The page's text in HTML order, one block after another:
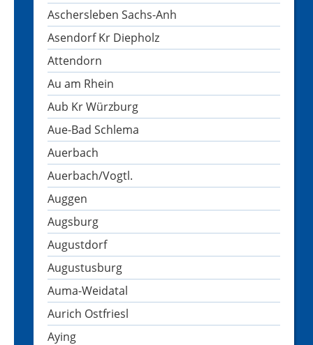
Aschersleben Sachs-Anh
Asendorf Kr Diepholz
Attendorn
Au am Rhein
Aub Kr Würzburg
Aue-Bad Schlema
Auerbach
Auerbach/Vogtl.
Auggen
Augsburg
Augustdorf
Augustusburg
Auma-Weidatal
Aurich Ostfriesl
Aying